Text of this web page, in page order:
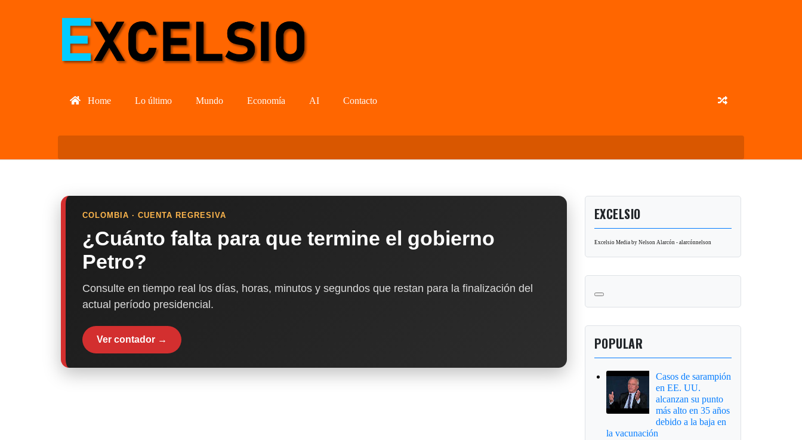
Home Lo último Mundo Economía AI Contacto
COLOMBIA · CUENTA REGRESIVA
¿Cuánto falta para que termine el gobierno
Petro?
Consulte en tiempo real los días, horas, minutos y segundos que restan para la finalización del
actual período presidencial.
Ver contador →
EXCELSIO
Excelsio Media by Nelson Alarcón - alarcónnelson
POPULAR
Casos de sarampión
en EE. UU.
alcanzan su punto
más alto en 35 años
debido a la baja en
la vacunación